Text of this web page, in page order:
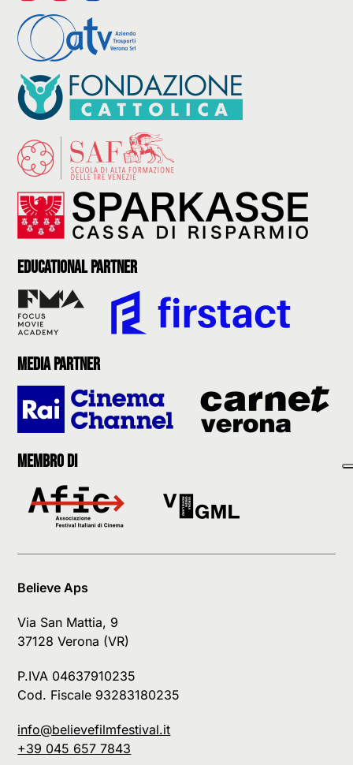
Educational partner
Media partner
Membro di
Believe Aps
Via San Mattia, 9
37128 Verona (VR)
P.IVA 04637910235
Cod. Fiscale 93283180235
info@believefilmfestival.it
+39 045 657 7843